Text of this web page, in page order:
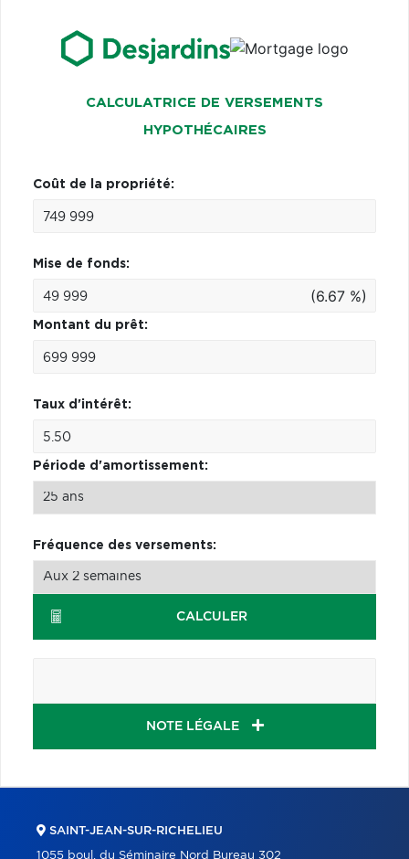
CALCULATRICE DE VERSEMENTS
HYPOTHÉCAIRES
Coût de la propriété:
Mise de fonds:
(6.67 %)
Montant du prêt:
Taux d'intérêt:
Période d'amortissement:
Fréquence des versements:
CALCULER
NOTE LÉGALE
SAINT-JEAN-SUR-RICHELIEU
1055 boul. du Séminaire Nord Bureau 302